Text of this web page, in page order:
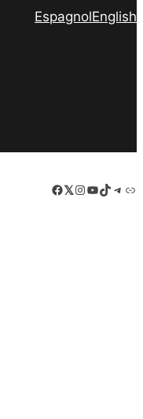
EspagnolEnglish
Facebook
LinkedIn
Instagram
YouTube
TikTok